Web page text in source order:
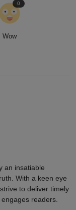
Wow
0
an insatiable
With a keen eye
to deliver timely
readers.